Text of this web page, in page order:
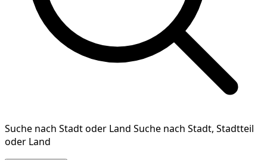
Suche nach Stadt oder Land Suche nach Stadt, Stadtteil
oder Land